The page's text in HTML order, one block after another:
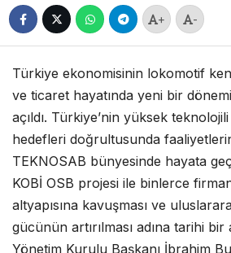
+ -
Türkiye ekonomisinin lokomotif
ve ticaret hayatında yeni bir
açıldı. Türkiye’nin yüksek
hedefleri doğrultusunda
TEKNOSAB bünyesinde hayata
KOBİ OSB projesi ile binlerce
altyapısına kavuşması ve
gücünün artırılması adına tarihi bir
Yönetim Kurulu Başkanı İbrahim